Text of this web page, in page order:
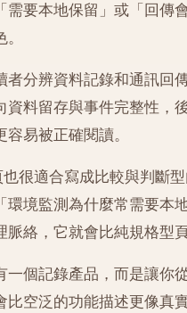
要本地保留」或「回傳
分辨資料記錄和通訊回
料留存與事件完整性，
易被正確閱讀。
很適合寫成比較與判斷
環境監測為什麼常需要本
絡，它就會比純規格型
個記錄產品，而是讓你
空泛的功能描述更像真實